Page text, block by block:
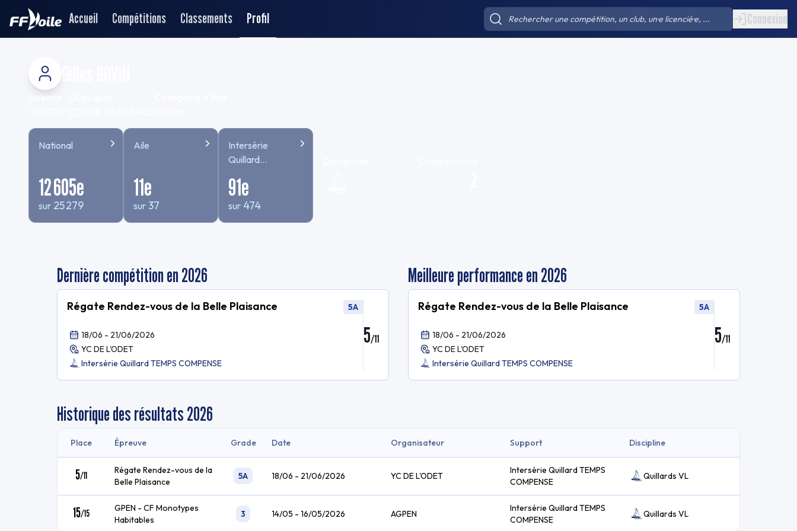
Accueil Compétitions Classements Profil Connexion
National
12 605e
sur 25 279
Aile
11e
sur 37
Intersérie
Quillard
COMPENSE
91e
sur 474
Dernière compétition en 2026
Régate Rendez-vous de la Belle Plaisance 5A
18/06 - 21/06/2026
YC DE L'ODET
Intersérie Quillard TEMPS COMPENSE
5/11
Meilleure performance en 2026
Régate Rendez-vous de la Belle Plaisance 5A
18/06 - 21/06/2026
YC DE L'ODET
Intersérie Quillard TEMPS COMPENSE
5/11
Historique des résultats2026
Place Épreuve Grade Date Organisateur Support Discipline
5/11
Régate Rendez-vous de la
Belle Plaisance
5A 18/06 - 21/06/2026 YC DE L'ODET
Intersérie Quillard TEMPS
COMPENSE
Quillards VL
15/15
GPEN - CF Monotypes
Habitables
3 14/05 - 16/05/2026 AGPEN
Intersérie Quillard TEMPS
COMPENSE
Quillards VL